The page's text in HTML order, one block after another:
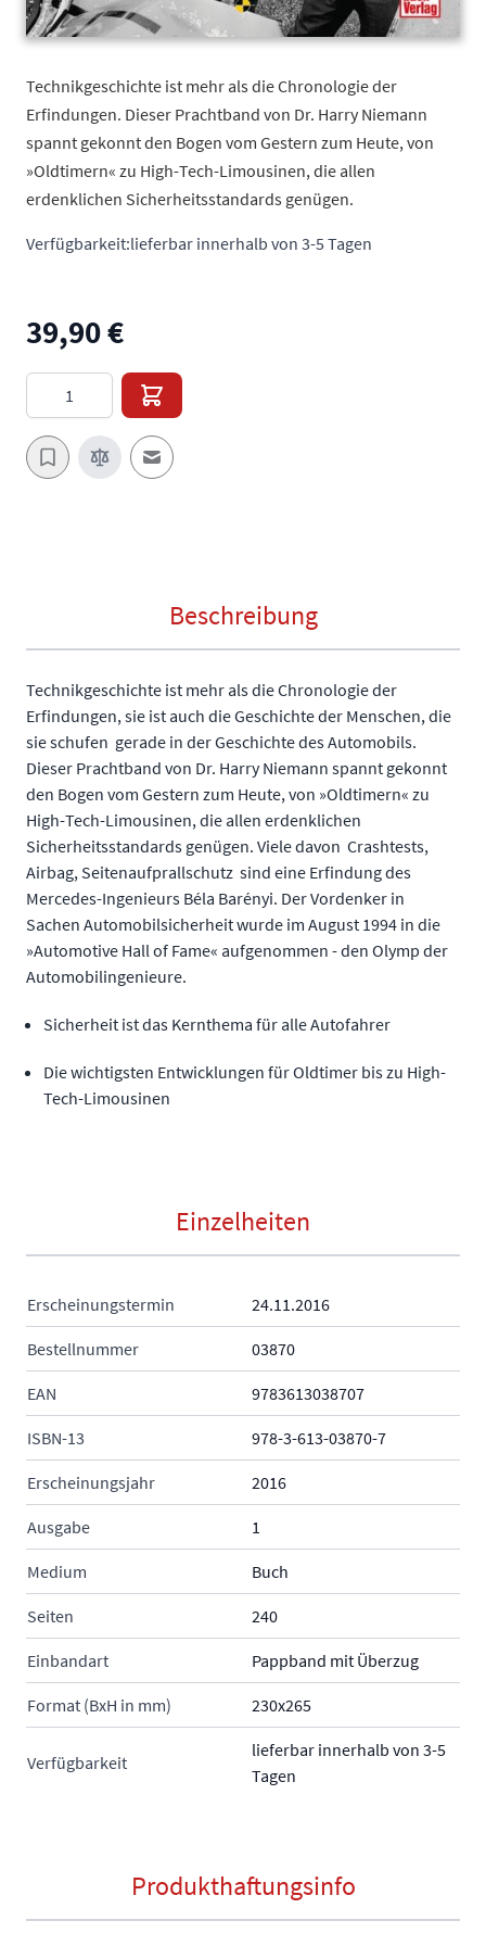
Technikgeschichte ist mehr als die Chronologie der
Erfindungen. Dieser Prachtband von Dr. Harry Niemann
spannt gekonnt den Bogen vom Gestern zum Heute, von
»Oldtimern« zu High-Tech-Limousinen, die allen
erdenklichen Sicherheitsstandards genügen.
Verfügbarkeit:lieferbar innerhalb von 3-5 Tagen
39,90 €
E-Mail an einen Freund
Beschreibung
Technikgeschichte ist mehr als die Chronologie der
Erfindungen, sie ist auch die Geschichte der Menschen, die
sie schufen  gerade in der Geschichte des Automobils.
Dieser Prachtband von Dr. Harry Niemann spannt gekonnt
den Bogen vom Gestern zum Heute, von »Oldtimern« zu
High-Tech-Limousinen, die allen erdenklichen
Sicherheitsstandards genügen. Viele davon  Crashtests,
Airbag, Seitenaufprallschutz  sind eine Erfindung des
Mercedes-Ingenieurs Béla Barényi. Der Vordenker in
Sachen Automobilsicherheit wurde im August 1994 in die
»Automotive Hall of Fame« aufgenommen - den Olymp der
Automobilingenieure.
Sicherheit ist das Kernthema für alle Autofahrer
Die wichtigsten Entwicklungen für Oldtimer bis zu High-
Tech-Limousinen
Einzelheiten
Erscheinungstermin 24.11.2016
Bestellnummer 03870
EAN 9783613038707
ISBN-13 978-3-613-03870-7
Erscheinungsjahr 2016
Ausgabe 1
Medium Buch
Seiten 240
Einbandart Pappband mit Überzug
Format (BxH in mm) 230x265
Verfügbarkeit
lieferbar innerhalb von 3-5
Tagen
Produkthaftungsinfo